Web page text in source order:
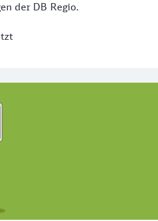
der DB Regio.